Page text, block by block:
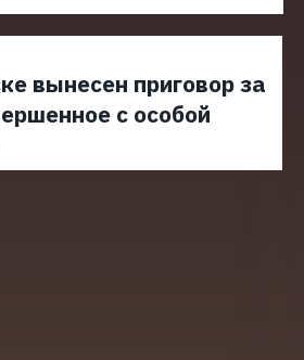
вынесен приговор за
с особой